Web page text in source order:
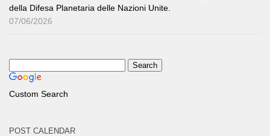
della Difesa Planetaria delle Nazioni Unite.
07/06/2026
Custom Search
POST CALENDAR